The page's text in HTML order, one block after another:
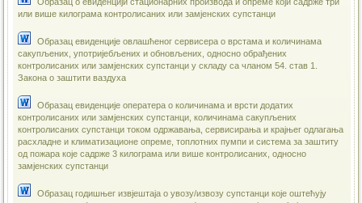
или више килограма контролисаних или замјенских супстанци
Образац евиденције овлашћеног сервисера о врстама и количинама
сакупљених, употријебљених и обновљених, односно обрађених
контролисаних или замјенских супстанци у складу са чланом 54. став 1.
Закона о заштити ваздуха
Образац евиденције оператера о количинама и врсти додатих
контролисаних или замјенских супстанци, количинама сакупљених
контролисаних супстанци током одржавања, сервисирања и крајњег одлагања
расхладне и климатизационе опреме, топлотних пумпи и система за заштиту
од пожара које садрже 3 килограма или више контролисаних, односно
замјенских супстанци
Образац годишњег извјештаја о увозу/извозу супстанци које оштећују